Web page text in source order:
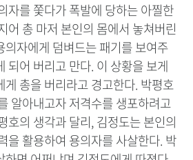
자를 쫓다가 폭발에 당하는 아찔한
어 총 마저 본인의 몸에서 놓쳐버린
의자에게 덤벼드는 패기를 보여주
되어 버리고 만다. 이 상황을 보게
게 총을 버리라고 경고한다. 박평호
알아내고자 저격수를 생포하려고
호의 생각과 달리, 김정도는 본인의
을 활용하여 용의자를 사살한다. 박